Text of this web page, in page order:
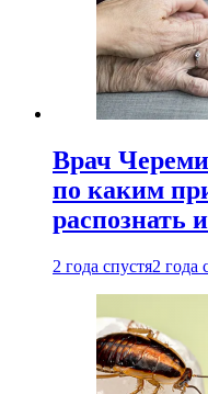
Врач
по каким
распознать
2 года спустя2 года